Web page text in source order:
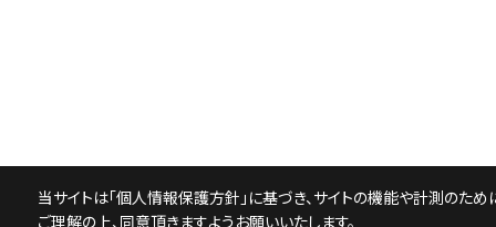
当サイトは「個人情報保護方針 」に基づき、サイトの機能や計測のた
ご理解の上、同意頂きますようお願いいたします。